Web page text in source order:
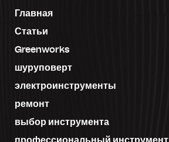
Главная
Статьи
Greenworks
шуруповерт
электроинструменты
ремонт
выбор инструмента
профессиональный инструмент